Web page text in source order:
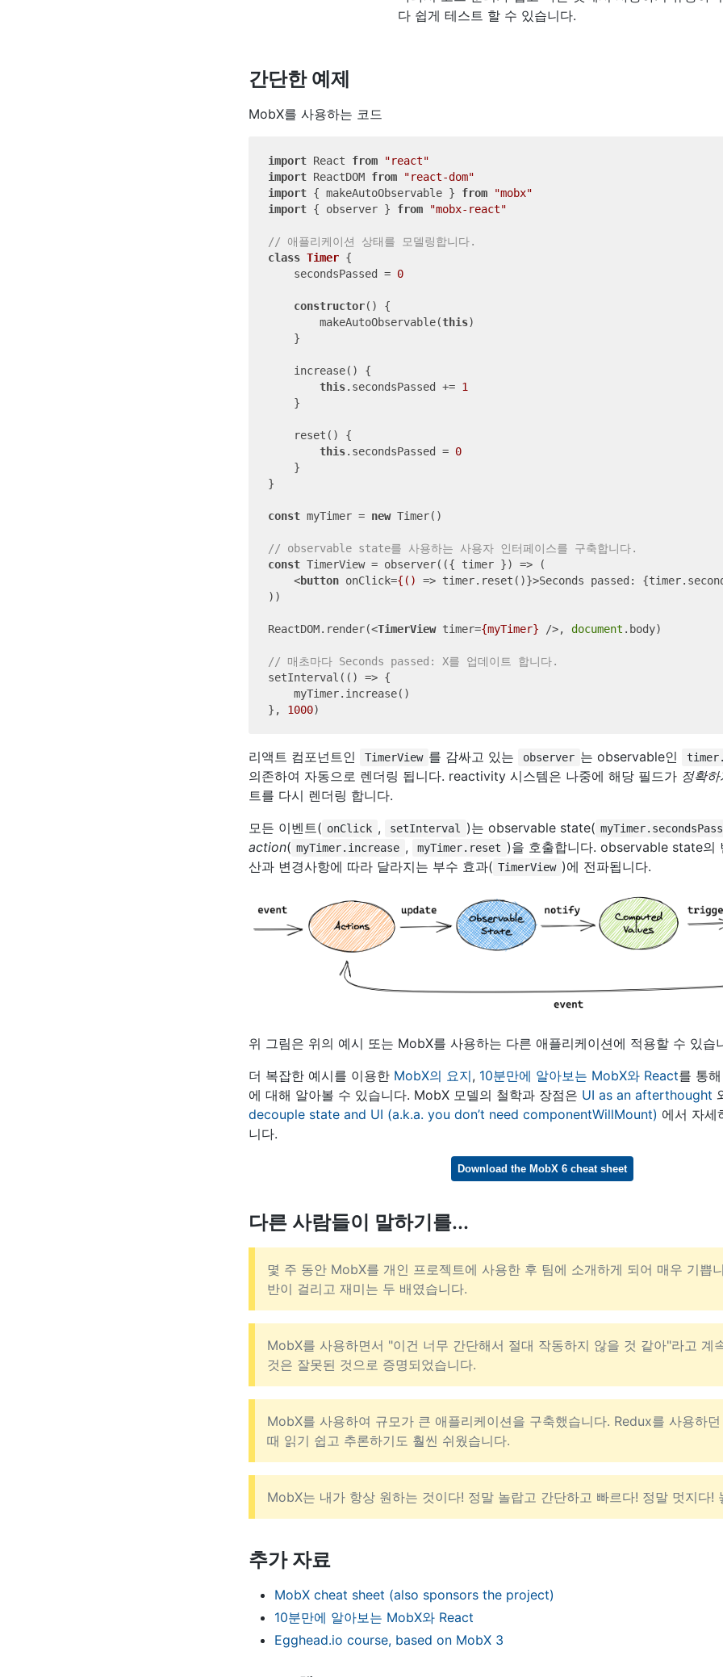
다 쉽게 테스트 할 수 있습니다.
간단한 예제
MobX를 사용하는 코드
import React from
"react"
import ReactDOM from
"react-dom"
import { makeAutoObservable } from
"mobx"
import { observer } from "mobx-react"
// 애플리케이션 상태를 모델링합니다.
class Timer {
    secondsPassed =
0
constructor() {
        makeAutoObservable(
this)
    }
    increase() {
this.secondsPassed += 1
    }
    reset() {
this.secondsPassed = 0
    }
}
const myTimer = new Timer()
// observable state를 사용하는 사용자 인터페이스를 구축합니다.
const TimerView = observer( ({ timer }) => (
<button onClick={() => timer.reset()}>Seconds passed:
))
ReactDOM.render(<TimerView timer={myTimer} />, document .body)
// 매초마다 Seconds passed: X를 업데이트 합니다.
setInterval( () => {
    myTimer.increase()
}, 1000
리액트 컴포넌트인 TimerView 를 감싸고 있는 observer 는 observable인
의존하여 자동으로 렌더링 됩니다. reactivity 시스템은 나중에 해당 필드가 정확하
트를 다시 렌더링 합니다.
모든 이벤트( onClick , setInterval )는 observable state(
action( myTimer.increase , myTimer.reset )을 호출합니다. observable state의
산과 변경사항에 따라 달라지는 부수 효과( TimerView )에 전파됩니다.
위 그림은 위의 예시 또는 MobX를 사용하는 다른 애플리케이션에 적용할 수 있습
더 복잡한 예시를 이용한 MobX의 요지, 10분만에 알아보는 MobX와 React를 통
에 대해 알아볼 수 있습니다. MobX 모델의 철학과 장점은 UI as an afterthought
decouple state and UI (a.k.a. you don’t need componentWillMount) 에서 자세
니다.
Download the MobX 6 cheat sheet
다른 사람들이 말하기를...
몇 주 동안 MobX를 개인 프로젝트에 사용한 후 팀에 소개하게 되어 매우 기쁩
반이 걸리고 재미는 두 배였습니다.
MobX를 사용하면서 "이건 너무 간단해서 절대 작동하지 않을 것 같아"라고 계
것은 잘못된 것으로 증명되었습니다.
MobX를 사용하여 규모가 큰 애플리케이션을 구축했습니다. Redux를 사용하
때 읽기 쉽고 추론하기도 훨씬 쉬웠습니다.
MobX는 내가 항상 원하는 것이다! 정말 놀랍고 간단하고 빠르다! 정말 멋지다!
추가 자료
MobX cheat sheet (also sponsors the project)
10분만에 알아보는 MobX와 React
Egghead.io course, based on MobX 3